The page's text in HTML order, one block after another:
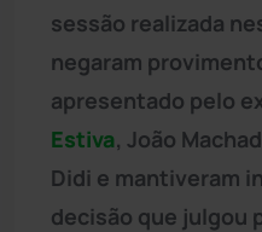
sessão realizada
negaram
apresentado pelo
Estiva, João
Didi e mantiveram
decisão que julgou